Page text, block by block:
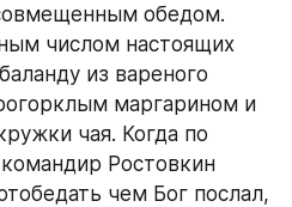
обедом.
числом настоящих
из вареного
маргарином и
чая. Когда по
Ростовкин
чем Бог послал,